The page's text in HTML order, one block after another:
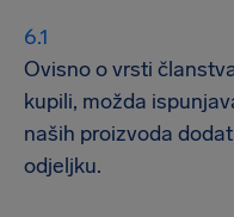
Ovisno o vrsti
kupili, možda
naših proizvoda
odjeljku.